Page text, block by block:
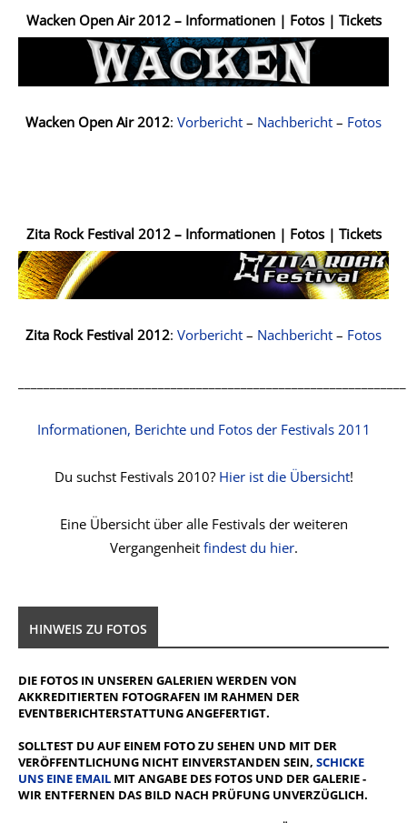
Wacken Open Air 2012 – Informationen | Fotos | Tickets
Wacken Open Air 2012: Vorbericht – Nachbericht – Fotos
Zita Rock Festival 2012– Informationen | Fotos | Tickets
Zita Rock Festival 2012: Vorbericht – Nachbericht – Fotos
Informationen, Berichte und Fotos der Festivals 2011
Du suchst Festivals 2010? Hier ist die Übersicht!
Eine Übersicht über alle Festivals der weiteren
Vergangenheit findest du hier.
HINWEIS ZU FOTOS
DIE FOTOS IN UNSEREN GALERIEN WERDEN VON
AKKREDITIERTEN FOTOGRAFEN IM RAHMEN DER
EVENTBERICHTERSTATTUNG ANGEFERTIGT.
SOLLTEST DU AUF EINEM FOTO ZU SEHEN UND MIT DER
VERÖFFENTLICHUNG NICHT EINVERSTANDEN SEIN, SCHICKE
UNS EINE EMAIL MIT ANGABE DES FOTOS UND DER GALERIE -
WIR ENTFERNEN DAS BILD NACH PRÜFUNG UNVERZÜGLICH.